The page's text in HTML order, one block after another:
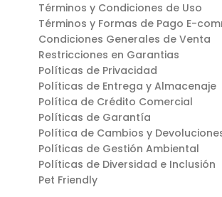
Términos y Condiciones de Uso
Términos y Formas de Pago E-
Condiciones Generales de Venta
Restricciones en Garantias
Políticas de Privacidad
Políticas de Entrega y Almacenaje
Política de Crédito Comercial
Políticas de Garantía
Política de Cambios y
Políticas de Gestión Ambiental
Políticas de Diversidad e Inclusión
Pet Friendly